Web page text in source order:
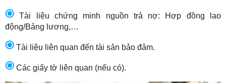
Tài liệu chứng minh nguồn trả nợ: Hợp đồng lao
động/Bảng lương,…
Tài liệu liên quan đến tài sản bảo đảm.
Các giấy tờ liên quan (nếu có).